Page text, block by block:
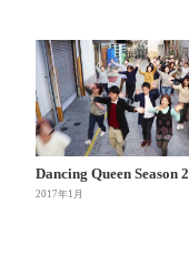
Dancing Queen Season 2
2017年1月